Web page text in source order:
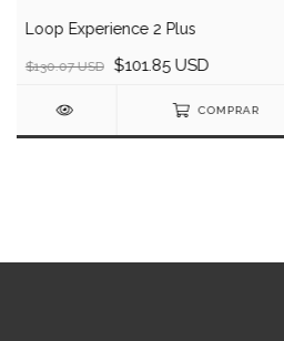
Loop Experience 2 Plus
$130.07 USD $101.85 USD
COMPRAR